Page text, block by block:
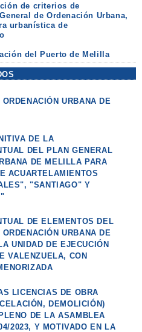
de criterios de
de Ordenación Urbana,
urbanística de
del Puerto de Melilla
URBANA DE
DE LA
DEL PLAN GENERAL
DE MELILLA PARA
ACUARTELAMIENTOS
"SANTIAGO" Y
DE ELEMENTOS DEL
URBANA DE
UNIDAD DE EJECUCIÓN
VALENZUELA, CON
LICENCIAS DE OBRA
DEMOLICIÓN)
DE LA ASAMBLEA
2023, Y MOTIVADO EN LA